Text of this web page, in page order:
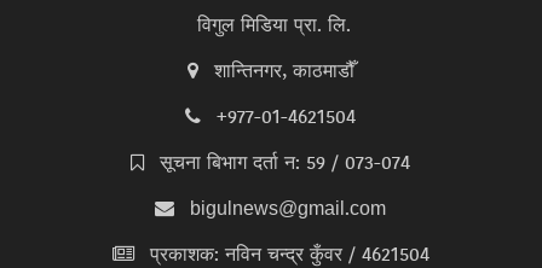
विगुल मिडिया प्रा. लि.
शान्तिनगर, काठमाडौँ
+977-01-4621504
सूचना बिभाग दर्ता न: 59 / 073-074
bigulnews@gmail.com
प्रकाशक: नविन चन्द्र कुँवर / 4621504